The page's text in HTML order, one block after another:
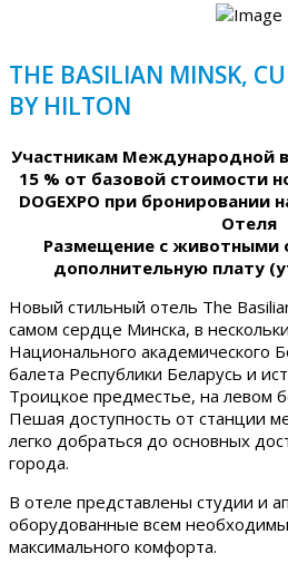
THE BASILIAN MINSK,
BY HILTON
Участникам Международной
15 % от базовой стоимости
DOGEXPO при бронировании
Отеля
Размещение с животными
дополнительную плату
Новый стильный отель The
самом сердце Минска, в
Национального академического
балета Республики Беларусь и
Троицкое предместье, на левом
Пешая доступность от станции
легко добраться до основных
города.
В отеле представлены студии и
оборудованные всем
максимального комфорта.